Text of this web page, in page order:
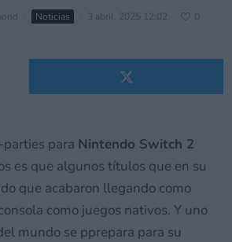
Noticias 3 abril, 2025 12:02 0
para Nintendo Switch 2
es que algunos títulos que en su
que acabaron llegando como
como juegos nativos. Y uno
mundo se pprepara para su